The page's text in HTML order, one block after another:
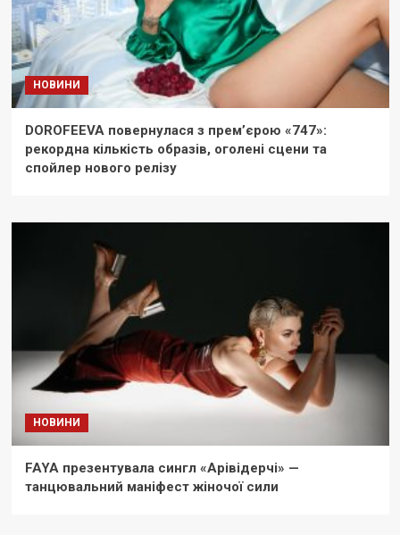
НОВИНИ
DOROFEEVA повернулася з прем’єрою «747»:
рекордна кількість образів, оголені сцени та
спойлер нового релізу
НОВИНИ
FAYA презентувала сингл «Арівідерчі» —
танцювальний маніфест жіночої сили